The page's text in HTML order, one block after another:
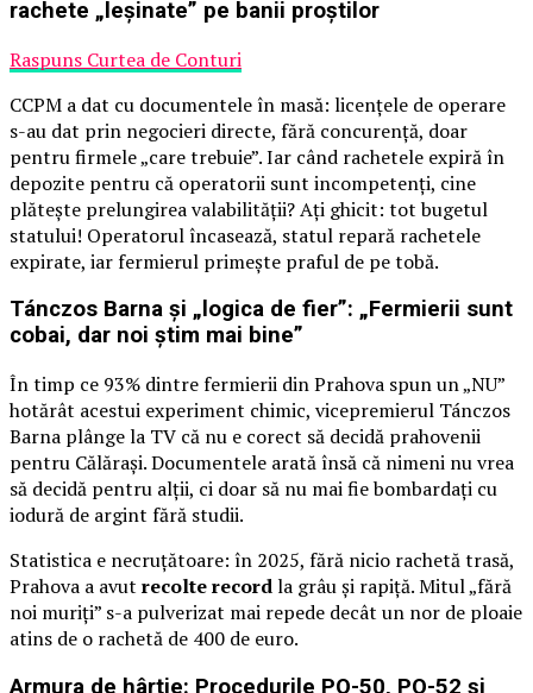
rachete „leșinate” pe banii proștilor
Raspuns Curtea de Conturi
CCPM a dat cu documentele în masă: licențele de operare
s-au dat prin negocieri directe, fără concurență, doar
pentru firmele „care trebuie”. Iar când rachetele expiră în
depozite pentru că operatorii sunt incompetenți, cine
plătește prelungirea valabilității? Ați ghicit: tot bugetul
statului! Operatorul încasează, statul repară rachetele
expirate, iar fermierul primește praful de pe tobă.
Tánczos Barna și „logica de fier”: „Fermierii sunt
cobai, dar noi știm mai bine”
În timp ce 93% dintre fermierii din Prahova spun un „NU”
hotărât acestui experiment chimic, vicepremierul Tánczos
Barna plânge la TV că nu e corect să decidă prahovenii
pentru Călărași. Documentele arată însă că nimeni nu vrea
să decidă pentru alții, ci doar să nu mai fie bombardați cu
iodură de argint fără studii.
Statistica e necruțătoare: în 2025, fără nicio rachetă trasă,
Prahova a avut recolte recordla grâu și rapiță. Mitul „fără
noi muriți” s-a pulverizat mai repede decât un nor de ploaie
atins de o rachetă de 400 de euro.
Armura de hârtie: Procedurile PO-50, PO-52 și